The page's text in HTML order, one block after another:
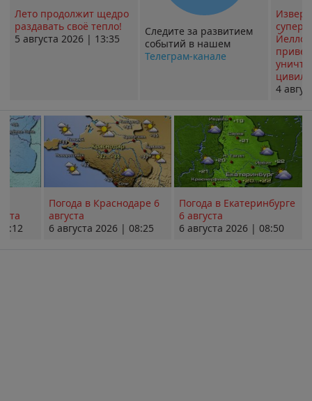
Лето продолжит щедро
раздавать своё тепло!
5 августа 2026 | 13:35
Следите за развитием
событий в нашем
Телеграм-канале
4
Погода в Краснодаре 6
августа
6 августа 2026 | 08:25
Погода в Екатеринбурге
6 августа
6 августа 2026 | 08:50